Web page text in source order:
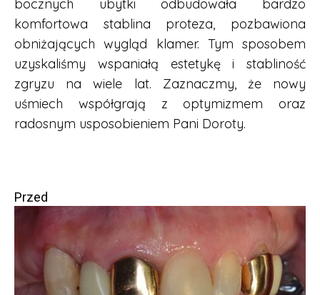
bocznych ubytki odbudowała bardzo
komfortowa stablina proteza, pozbawiona
obniżających wygląd klamer. Tym sposobem
uzyskaliśmy wspaniałą estetykę i stabliność
zgryzu na wiele lat. Zaznaczmy, że nowy
uśmiech współgrają z optymizmem oraz
radosnym usposobieniem Pani Doroty.
Przed